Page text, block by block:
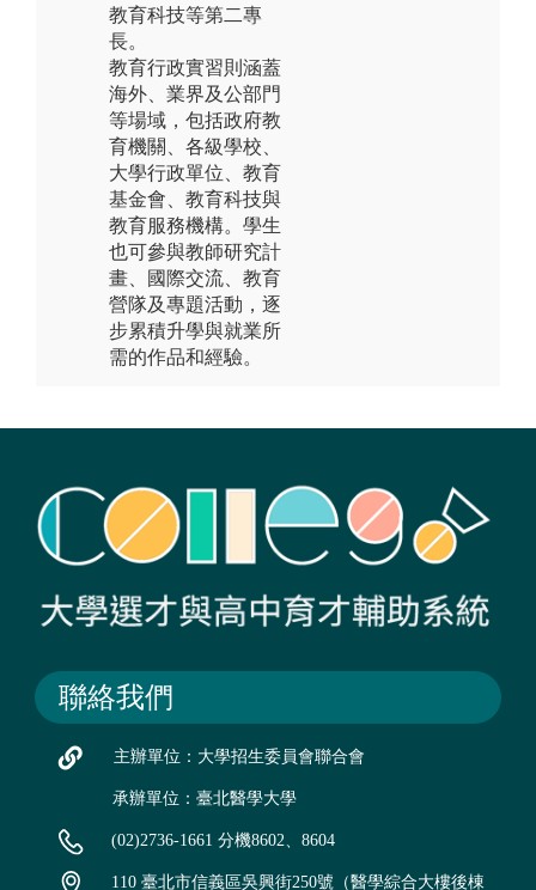
教育科技等第二專
長。
教育行政實習則涵蓋
海外、業界及公部門
等場域，包括政府教
育機關、各級學校、
大學行政單位、教育
基金會、教育科技與
教育服務機構。學生
也可參與教師研究計
畫、國際交流、教育
營隊及專題活動，逐
步累積升學與就業所
需的作品和經驗。
聯絡我們
主辦單位：大學招生委員會聯合會
承辦單位：臺北醫學大學
(02)2736-1661 分機8602、8604
110 臺北市信義區吳興街250號（醫學綜合大樓後棟